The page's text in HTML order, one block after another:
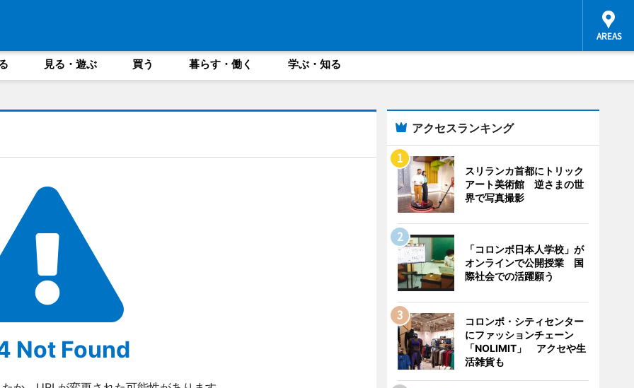
見る・遊ぶ 買う 暮らす・働く 学ぶ・知る
Not Found
アクセスランキング
スリランカ首都にトリック
アート美術館 逆さまの世
界で写真撮影
「コロンボ日本人学校」が
オンラインで公開授業 国
際社会での活躍願う
コロンボ・シティセンター
にファッションチェーン
「NOLIMIT」 アクセや生
活雑貨も